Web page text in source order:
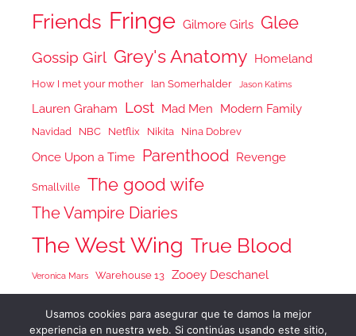
Friends Fringe Gilmore Girls Glee
Gossip Girl Grey's Anatomy Homeland
How I met your mother Ian Somerhalder Jason Katims
Lauren Graham Lost Mad Men Modern Family
Navidad NBC Netflix Nikita Nina Dobrev
Once Upon a Time Parenthood Revenge
Smallville The good wife
The Vampire Diaries
The West Wing True Blood
Veronica Mars Warehouse 13 Zooey Deschanel
Usamos cookies para asegurar que te damos la mejor
experiencia en nuestra web. Si continúas usando este sitio,